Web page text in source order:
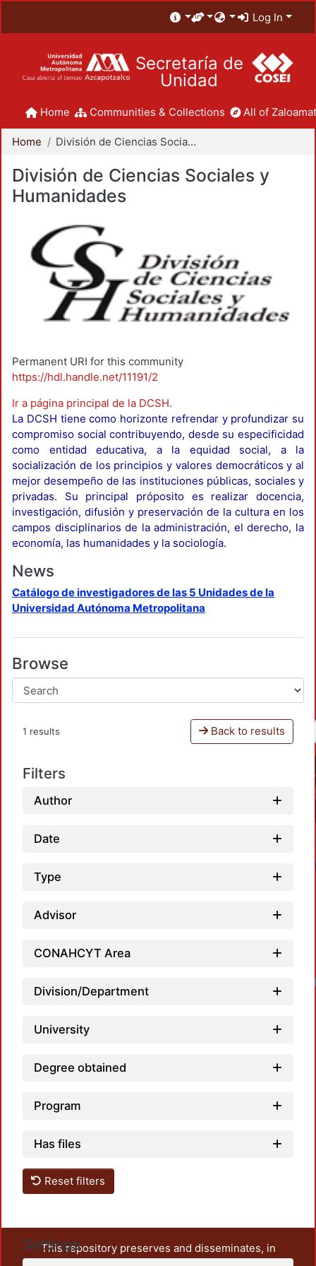
Log In
Secretaría de
Unidad
Home Communities & Collections All of
Home División de Ciencias Sociales y Humanidades
División de Ciencias Sociales y
Humanidades
Permanent URI for this community
https://hdl.handle.net/11191/2
Ir a página principal de la DCSH.
La DCSH tiene como horizonte refrendar y profundizar su
compromiso social contribuyendo, desde su especificidad
como entidad educativa, a la equidad social, a la
socialización de los principios y valores democráticos y al
mejor desempeño de las instituciones públicas, sociales y
privadas. Su principal próposito es realizar docencia,
investigación, difusión y preservación de la cultura en los
campos disciplinarios de la administración, el derecho, la
economía, las humanidades y la sociología.
News
Catálogo de investigadores de las 5 Unidades de la
Universidad Autónoma Metropolitana
Browse
1 results Back to results
Filters
Author
Date
Type
Advisor
CONAHCYT Area
Division/Department
University
Degree obtained
Program
Has files
Reset filters
Settings
This repository preserves and disseminates, in